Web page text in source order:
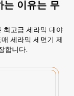
는 이유는 무
최고급 세라믹 대야
세라믹 세면기 제
합니다.